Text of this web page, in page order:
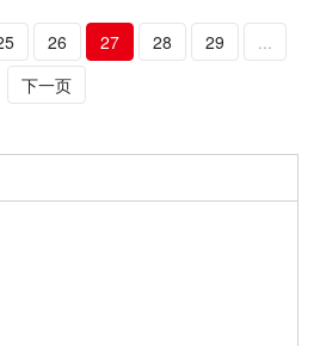
26 27 28 29
...
下一页